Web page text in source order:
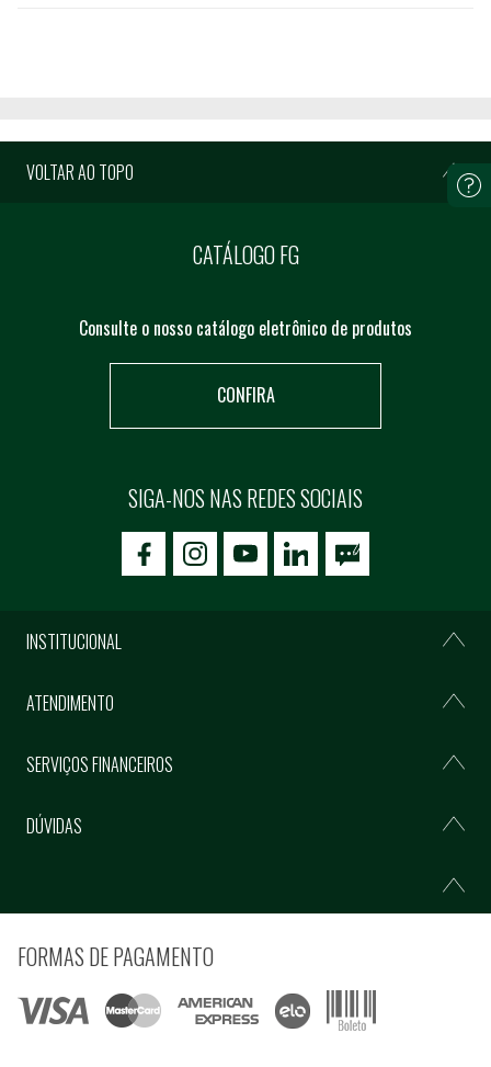
VOLTAR AO TOPO
CATÁLOGO FG
Consulte o nosso catálogo eletrônico de produtos
CONFIRA
SIGA-NOS NAS REDES SOCIAIS
icon-facebookicon-social02icon-social03
INSTITUCIONAL
ATENDIMENTO
SERVIÇOS FINANCEIROS
DÚVIDAS
FORMAS DE PAGAMENTO